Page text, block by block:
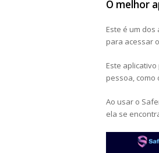
O melhor
Este é um
para acessar
Este
pessoa, como
Ao usar o
ela se